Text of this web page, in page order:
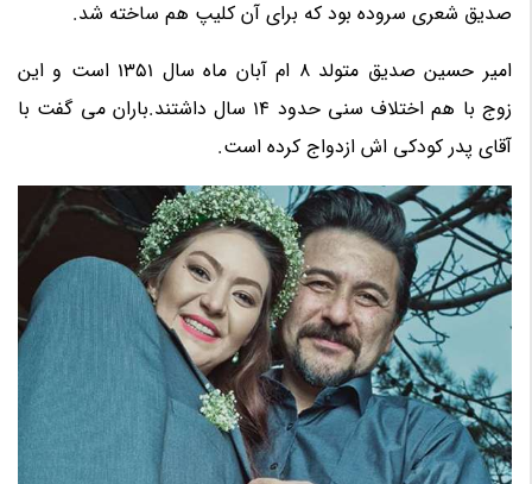
صدیق شعری سروده بود که برای آن کلیپ هم ساخته شد.
امیر حسین صدیق متولد 8 ام آبان ماه سال 1351 است و این
زوج با هم اختلاف سنی حدود 14 سال داشتند.باران می گفت با
آقای پدر کودکی اش ازدواج کرده است.